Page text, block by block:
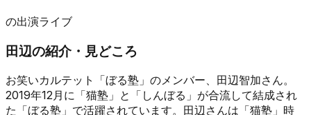
の出演ライブ
田辺の紹介・見どころ
お笑いカルテット「ぼる塾」のメンバー、田辺智加さん。
2019年12月に「猫塾」と「しんぼる」が合流して結成され
た「ぼる塾」で活躍されています。田辺さんは「猫塾」時